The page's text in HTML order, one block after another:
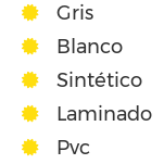
Gris
Blanco
Sintético
Laminado
Pvc